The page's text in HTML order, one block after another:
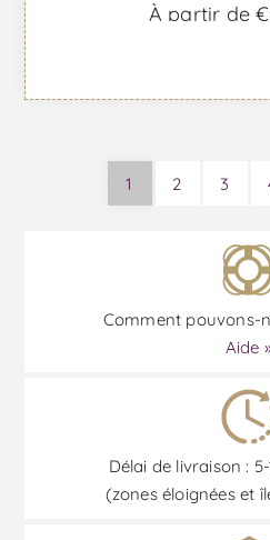
À partir de
1 2 3
Comment pouvons-
Aide
Délai de livraison :
(zones éloignées et